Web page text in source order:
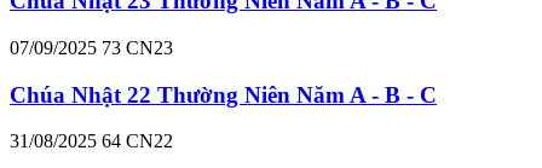
07/09/2025 73 CN23
Chúa Nhật 22 Thường Niên Năm A - B - C
31/08/2025 64 CN22